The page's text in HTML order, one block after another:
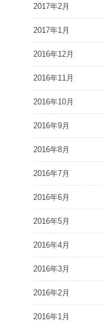
2017年2月
2017年1月
2016年12月
2016年11月
2016年10月
2016年9月
2016年8月
2016年7月
2016年6月
2016年5月
2016年4月
2016年3月
2016年2月
2016年1月